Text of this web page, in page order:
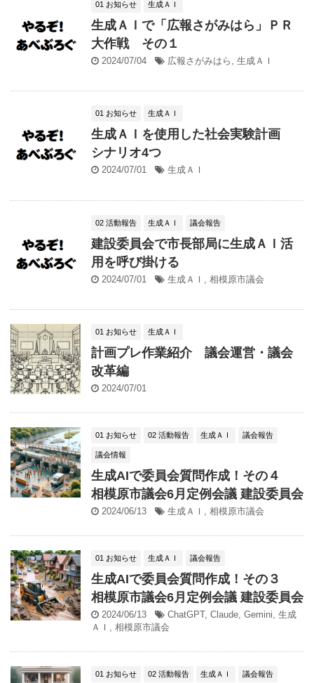
01 お知らせ 生成ＡＩ
生成ＡＩで「広報さがみはら」ＰＲ
大作戦 その１
2024/07/04 広報さがみはら 生成ＡＩ
01 お知らせ 生成ＡＩ
生成ＡＩを使用した社会実験計画
シナリオ4つ
2024/07/01 生成ＡＩ
02 活動報告 生成ＡＩ 議会報告
建設委員会で市長部局に生成ＡＩ活
用を呼び掛ける
2024/07/01 生成ＡＩ 相模原市議会
01 お知らせ 生成ＡＩ
計画プレ作業紹介 議会運営・議会
改革編
2024/07/01
01 お知らせ 02 活動報告 生成ＡＩ 議会報告
議会情報
生成AIで委員会質問作成！その４
相模原市議会6月定例会議 建設委員会
2024/06/13 生成ＡＩ , 相模原市議会
01 お知らせ 生成ＡＩ 議会報告
生成AIで委員会質問作成！その３
相模原市議会6月定例会議 建設委員会
2024/06/13 ChatGPT, Claude, Gemini, 生成
ＡＩ , 相模原市議会
01 お知らせ 02 活動報告 生成ＡＩ 議会報告